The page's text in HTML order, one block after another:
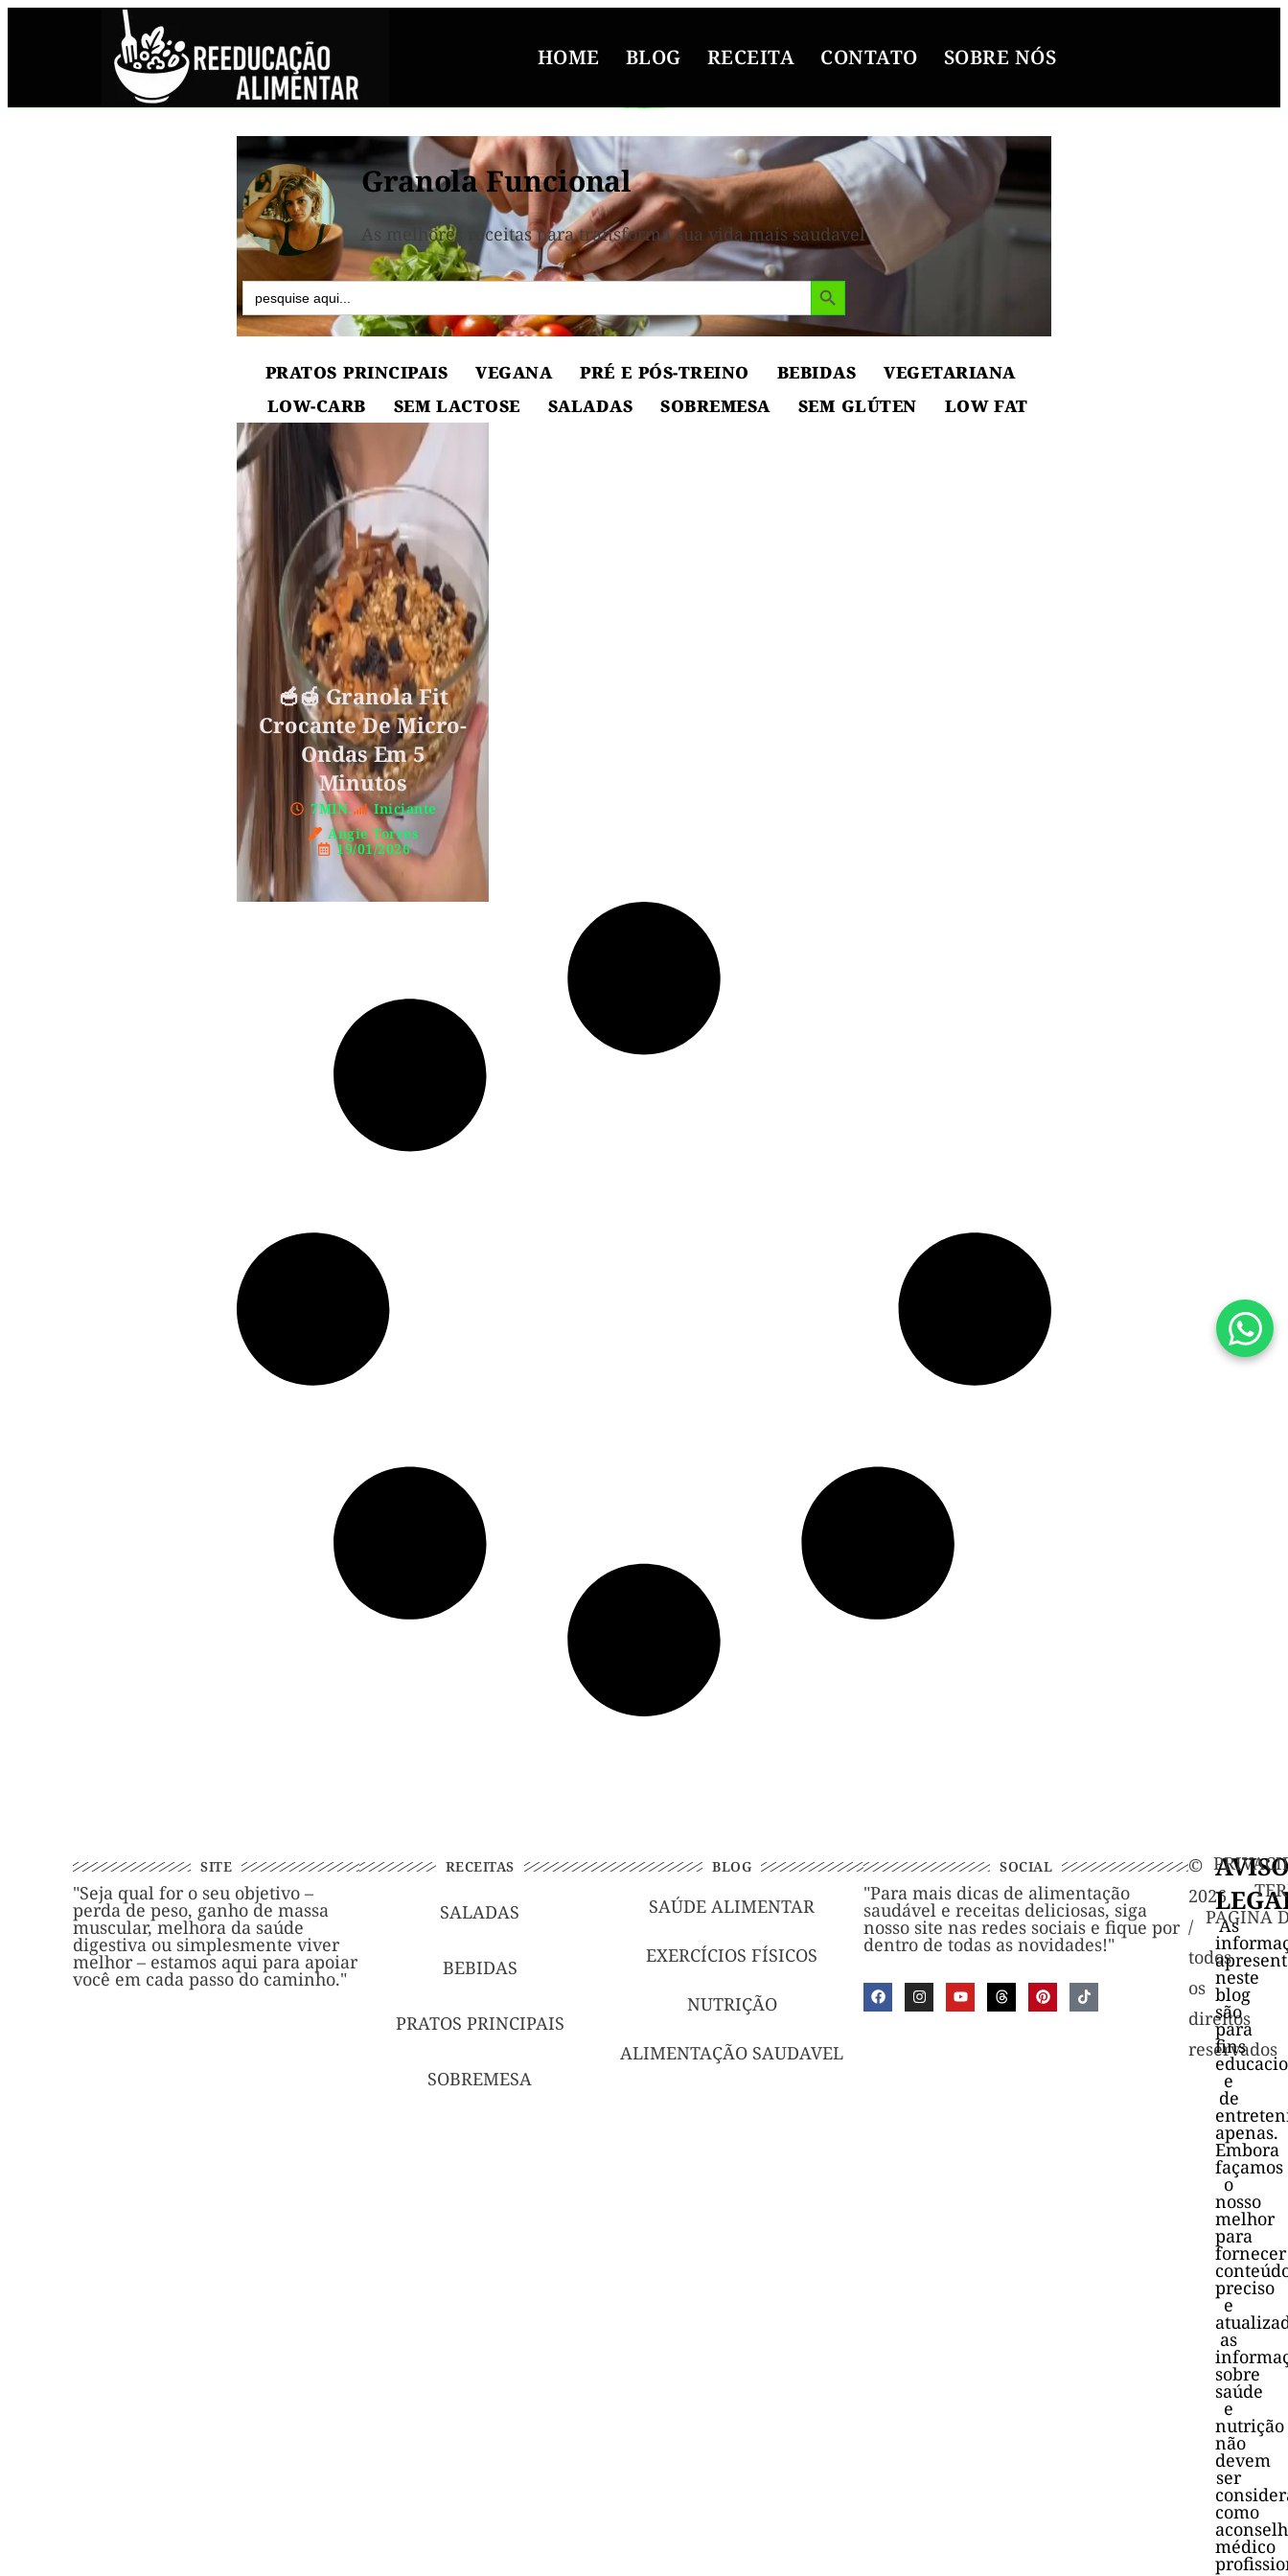
HOME BLOG RECEITA CONTATO SOBRE NÓS
Granola Funcional
As melhores receitas para transforma sua vida mais saudavel
Search
for:
Search Button
PRATOS PRINCIPAIS VEGANA PRÉ E PÓS-TREINO BEBIDAS
VEGETARIANA
LOW-CARB
SEM LACTOSE SALADAS SOBREMESA SEM GLÚTEN LOW FAT
🥣🍯 Granola Fit
Crocante De Micro-
Ondas Em 5
Minutos
7MIN.
Iniciante
Angie Torres
19/01/2026
SITE
"Seja qual for o seu objetivo –
perda de peso, ganho de massa
muscular, melhora da saúde
digestiva ou simplesmente viver
melhor – estamos aqui para apoiar
você em cada passo do caminho."
RECEITAS
SALADAS
BEBIDAS
PRATOS PRINCIPAIS
SOBREMESA
BLOG
SAÚDE ALIMENTAR
EXERCÍCIOS FÍSICOS
NUTRIÇÃO
ALIMENTAÇÃO SAUDAVEL
SOCIAL
"Para mais dicas de alimentação
saudável e receitas deliciosas, siga
nosso site nas redes sociais e fique por
dentro de todas as novidades!"
©️
2026
/
todos
os
direitos
reservados
PAGINA
As
neste
blog
são
para
fins
e
de
apenas.
Embora
façamos
o
nosso
melhor
para
fornecer
preciso
e
as
sobre
saúde
e
nutrição
não
devem
ser
como
médico